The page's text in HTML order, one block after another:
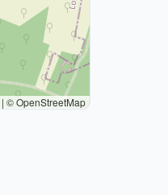
| © OpenStreetMap